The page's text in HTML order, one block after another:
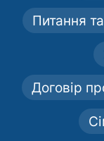
Питання та
Договір